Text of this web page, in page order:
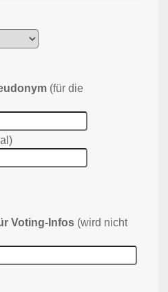
(für die
Voting-Infos (wird nicht